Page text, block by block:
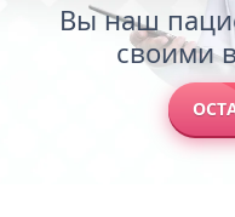
Вы наш
своими